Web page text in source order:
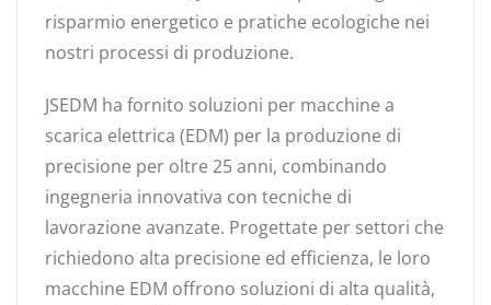
risparmio energetico e pratiche ecologiche nei
nostri processi di produzione.
JSEDM ha fornito soluzioni per macchine a
scarica elettrica (EDM) per la produzione di
precisione per oltre 25 anni, combinando
ingegneria innovativa con tecniche di
lavorazione avanzate. Progettate per settori che
richiedono alta precisione ed efficienza, le loro
macchine EDM offrono soluzioni di alta qualità,